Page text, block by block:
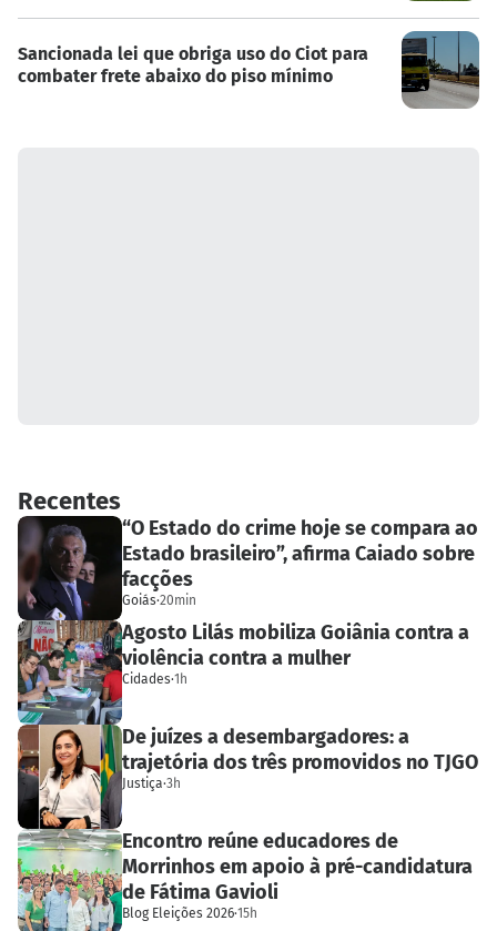
Sancionada lei que obriga uso do Ciot para
combater frete abaixo do piso mínimo
Recentes
“O Estado do crime hoje se compara ao
Estado brasileiro”, afirma Caiado sobre
facções
Goiás·20min
Agosto Lilás mobiliza Goiânia contra a
violência contra a mulher
Cidades·1h
De juízes a desembargadores: a
trajetória dos três promovidos no TJGO
Justiça·3h
Encontro reúne educadores de
Morrinhos em apoio à pré-candidatura
de Fátima Gavioli
Blog Eleições 2026·15h